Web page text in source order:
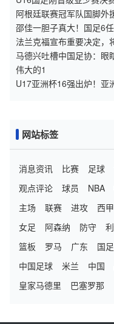
线接手，浮岛敏已回应确
阿根廷联赛冠军队国脚外
次求购他遭拒，曾是国家
邵佳一胆子真大！国足6
队
法兰克福宣布重要决定，
和韦世豪领衔
马德兴吐槽中国足协：眼
伟大的1
U17亚洲杯16强出炉！亚
网站标签
消息资讯 比赛 足球
观点评论
球员 NBA
主场
联赛 进攻 西甲
女足
阿森纳 防守
篮板
罗马 广东 国足
中国足球
米兰 中国
皇家马德里
巴塞罗那